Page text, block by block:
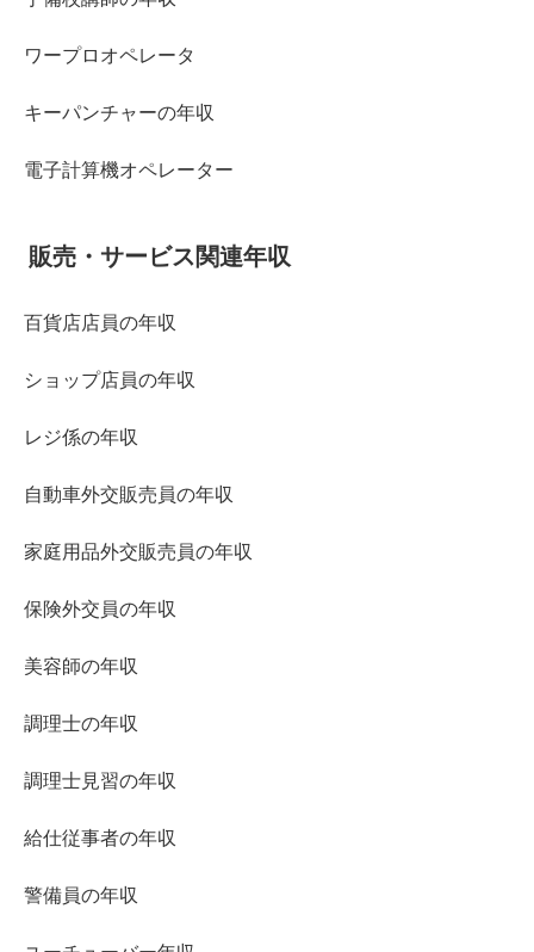
ワープロオペレータ
キーパンチャーの年収
電子計算機オペレーター
販売・サービス関連年収
百貨店店員の年収
ショップ店員の年収
レジ係の年収
自動車外交販売員の年収
家庭用品外交販売員の年収
保険外交員の年収
美容師の年収
調理士の年収
調理士見習の年収
給仕従事者の年収
警備員の年収